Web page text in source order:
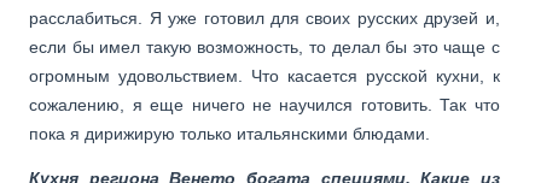
расслабиться. Я уже готовил для своих русских друзей и,
если бы имел такую возможность, то делал бы это чаще с
огромным удовольствием. Что касается русской кухни, к
сожалению, я еще ничего не научился готовить. Так что
пока я дирижирую только итальянскими блюдами.
Кухня региона Венето богата специями. Какие из